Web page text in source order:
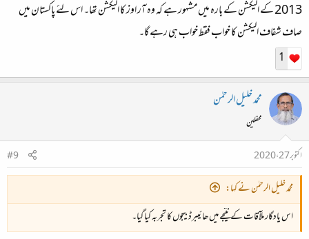
2013 کے الیکشن کے بارہ میں مشہور ہے کہ وہ آر اوز کا الیکشن تھا۔ اس لئے پاکستان میں
صاف شفاف الیکشن کا خواب فقط خواب ہی رہے گا۔
1
محمد خلیل الرحمٰن
محفلین
اکتوبر 27، 2020
#9
محمد خلیل الرحمٰن نے کہا:
اس یادگار ملآقات کے نتیجے میں ھائیبرڈ بیجوں کا تجربہ کیا گیا۔